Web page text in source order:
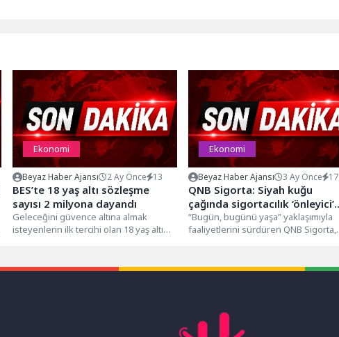
Ekonomi
Beyaz Haber Ajansı 2 Ay Önce 13
BES’te 18 yaş altı sözleşme
sayısı 2 milyona dayandı
Geleceğini güvence altına almak
isteyenlerin ilk tercihi olan 18 yaş altı
Ekonomi
Beyaz Haber Ajansı 3 Ay Önce 17
QNB Sigorta: Siyah kuğu
çağında sigortacılık ‘önleyici’
modele geçiyor
“Bugün, bugünü yaşa” yaklaşımıyla
faaliyetlerini sürdüren QNB Sigorta,